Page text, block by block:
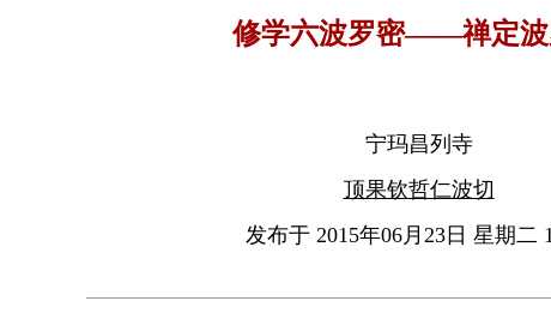
修学六波罗密——禅定波
宁玛昌列寺
顶果钦哲仁波切
发布于 2015年06月23日 星期二